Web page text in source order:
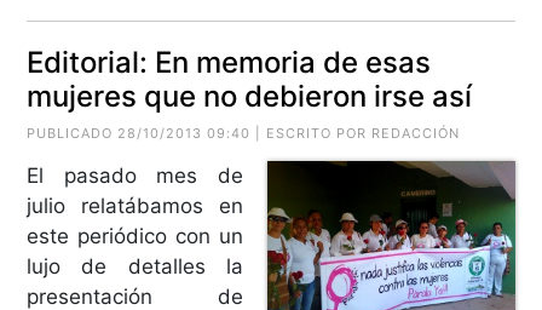
Editorial: En memoria de esas
mujeres que no debieron irse así
PUBLICADO 28/10/2013 09:40 | ESCRITO POR REDACCIÓN
El pasado mes de
julio relatábamos en
este periódico con un
lujo de detalles la
presentación de